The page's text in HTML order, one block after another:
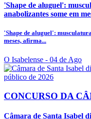
'Shape de aluguel':
anabolizantes some em
'Shape de aluguel':
meses, afirma...
O Isabelense - 04 de Ago
CONCURSO DA
Câmara de Santa Isabel